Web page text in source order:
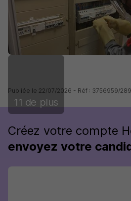
11 de plus
Publiée le 22/07/2026 - Réf : 3756959/
Créez votre compte
envoyez votre